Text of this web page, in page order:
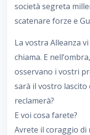
società segreta
scatenare forze e
La vostra Alleanza
chiama. E
osservano i vostri
sarà il vostro lascito
reclamerà?
E voi cosa farete?
Avrete il coraggio